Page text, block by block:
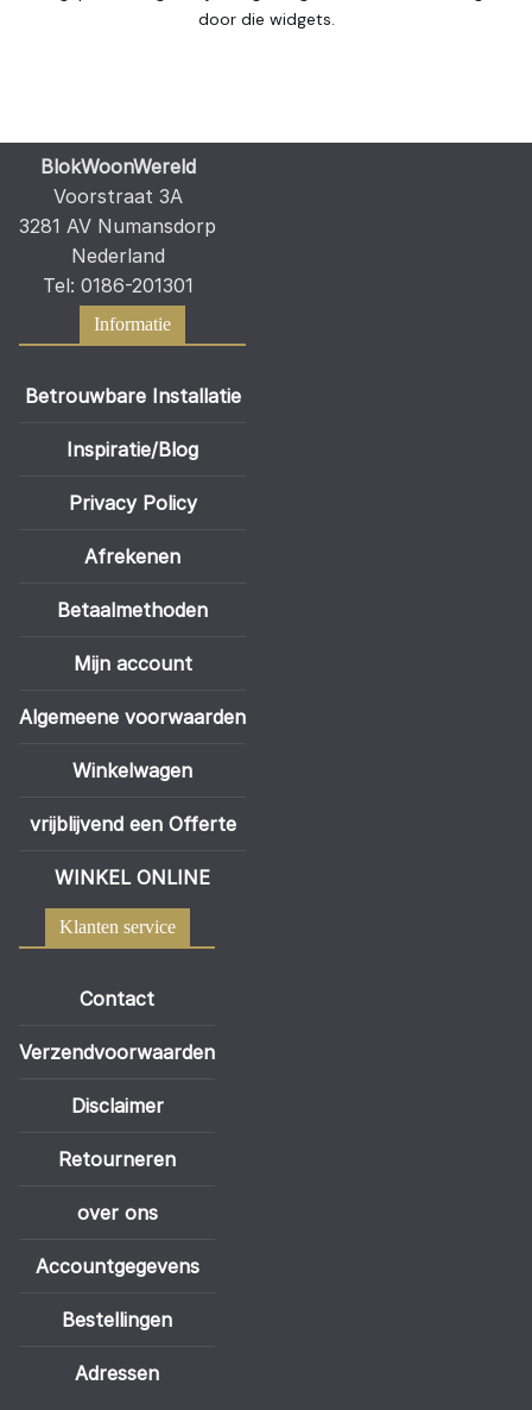
door die widgets.
BlokWoonWereld
Voorstraat 3A
3281 AV Numansdorp
Nederland
Tel: 0186-201301
Informatie
Betrouwbare Installatie
Inspiratie/Blog
Privacy Policy
Afrekenen
Betaalmethoden
Mijn account
Algemeene voorwaarden
Winkelwagen
vrijblijvend een Offerte
WINKEL ONLINE
Klanten service
Contact
Verzendvoorwaarden
Disclaimer
Retourneren
over ons
Accountgegevens
Bestellingen
Adressen